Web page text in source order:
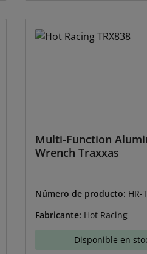
Multi-Function
Wrench Traxxas
Número de producto: HR-
Fabricante: Hot Racing
Disponible en